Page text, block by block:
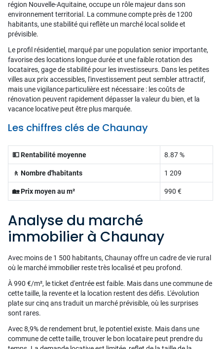
région Nouvelle-Aquitaine, occupe un rôle majeur dans son
environnement territorial. La commune compte près de 1200
habitants, une stabilité qui reflète un marché local solide et
prévisible.
Le profil résidentiel, marqué par une population senior importante,
favorise des locations longue durée et une faible rotation des
locataires, gage de stabilité pour les investisseurs. Dans les petites
villes aux prix accessibles, l'investissement peut sembler attractif,
mais une vigilance particulière est nécessaire : les coûts de
rénovation peuvent rapidement dépasser la valeur du bien, et la
vacance locative peut être plus marquée.
Les chiffres clés de Chaunay
💵 Rentabilité moyenne 8.87 %
🚶 Nombre d'habitants 1 209
🏡 Prix moyen au m² 990 €
Analyse du marché
immobilier à Chaunay
Avec moins de 1 500 habitants, Chaunay offre un cadre de vie rural
où le marché immobilier reste très localisé et peu profond.
À 990 €/m², le ticket d'entrée est faible. Mais dans une commune de
cette taille, la revente et la location restent des défis. L'évolution
plate sur cinq ans traduit un marché prévisible, où les surprises
sont rares.
Avec 8,9% de rendement brut, le potentiel existe. Mais dans une
commune de cette taille, trouver le bon locataire peut prendre du